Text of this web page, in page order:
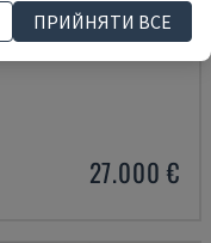
27.000 €
ПРИЙНЯТИ ВСЕ